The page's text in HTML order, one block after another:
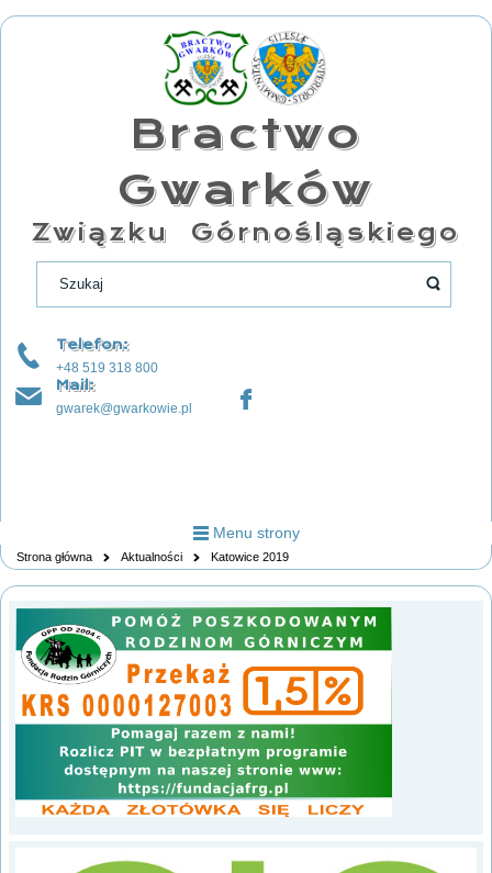
Bractwo
Gwarków
Związku Górnośląskiego
Telefon:
+48 519 318 800
Mail:
gwarek@gwarkowie.pl
Menu strony
Strona główna Aktualności Katowice 2019